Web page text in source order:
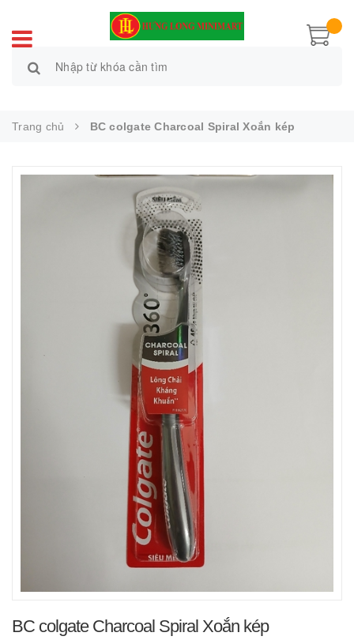
Trang chủ BC colgate Charcoal Spiral Xoắn kép
BC colgate Charcoal Spiral Xoắn kép